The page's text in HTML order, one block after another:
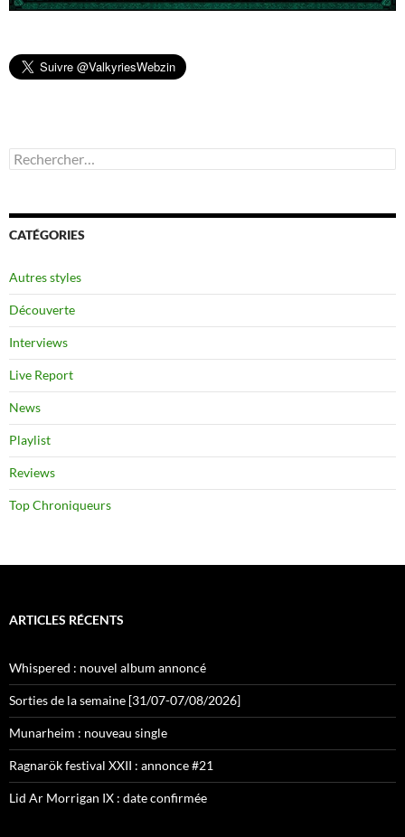
Rechercher :
CATÉGORIES
Autres styles
Découverte
Interviews
Live Report
News
Playlist
Reviews
Top Chroniqueurs
ARTICLES RÉCENTS
Whispered : nouvel album annoncé
Sorties de la semaine [31/07-07/08/2026]
Munarheim : nouveau single
Ragnarök festival XXII : annonce #21
Lid Ar Morrigan IX : date confirmée